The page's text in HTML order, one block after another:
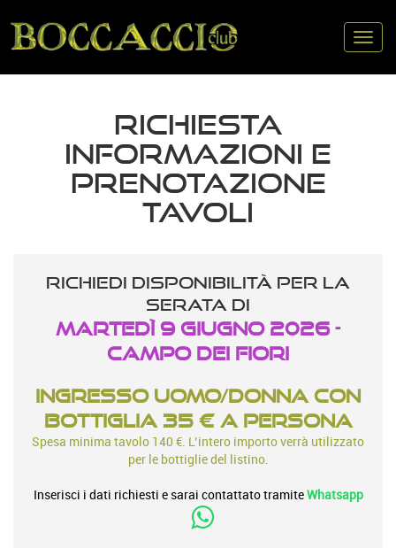
RICHIESTA
INFORMAZIONI E
PRENOTAZIONE
TAVOLI
Richiedi disponibilità per la
serata di
Martedì 9 Giugno 2026 -
CAMPO DEI FIORI
Ingresso uomo/donna con
bottiglia 35 € a persona
Spesa minima tavolo 140 €. L’intero importo verrà utilizzato
per le bottiglie del listino.
Inserisci i dati richiesti e sarai contattato tramiteWhatsapp